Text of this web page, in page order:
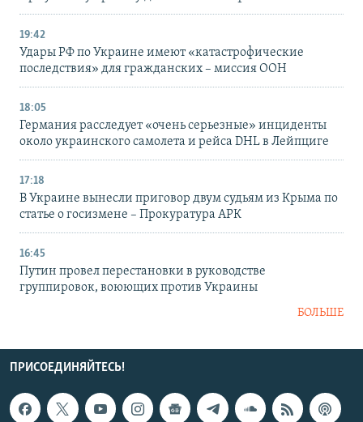
19:42
Удары РФ по Украине имеют «катастрофические
последствия» для гражданских – миссия ООН
18:05
Германия расследует «очень серьезные» инциденты
около украинского самолета и рейса DHL в Лейпциге
17:18
В Украине вынесли приговор двум судьям из Крыма по
статье о госизмене – Прокуратура АРК
16:45
Путин провел перестановки в руководстве
группировок, воюющих против Украины
БОЛЬШЕ
ПРИСОЕДИНЯЙТЕСЬ!